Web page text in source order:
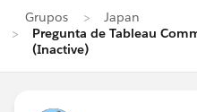
Grupos
Japan
Pregunta de Tableau
(Inactive)